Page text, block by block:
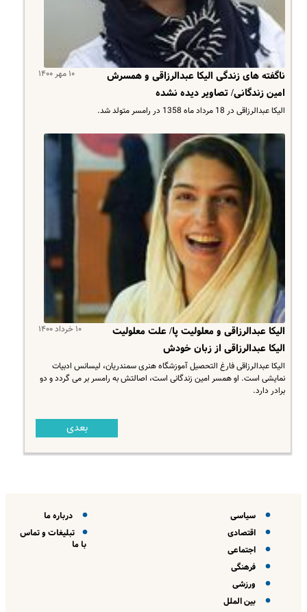
۱۰ مهر ۱۴۰۰
ناگفته های زندگی الیکا عبدالرزاقی و همسرش
امین زندگانی/ تصاویر دیده نشده
الیکا عبدالرزاقی در 18 مرداد ماه 1358 در رامسر متولد شد.
۱۰ خرداد ۱۴۰۰
الیکا عبدالرزاقی و معلولیت پا/ علت معلولیت
الیکا عبدالرزاقی از زبان خودش
الیکا عبدالرزاقی فارغ التحصیل آموزشگاه هنری سمندریان، لیسانس ادبیات
نمایشی است. او همسر امین زندگانی است، اصالتش به رامسر بر می گردد و دو
برادر دارد.
بعدی
سیاسی
اقتصادی
اجتماعی
فرهنگی
ورزشی
بین الملل
درباره ما
تبلیغات و تماس
با ما